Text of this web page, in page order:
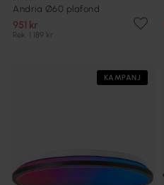
Andria Ø60 plafond
951 kr
Rek. 1 189 kr
KAMPANJ